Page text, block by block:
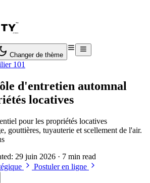
Changer de thème
101
d'entretien automnal
locatives
pour les propriétés locatives
gouttières, tuyauterie et scellement de l'air.
29 juin 2026 · 7 min read
Postuler en ligne